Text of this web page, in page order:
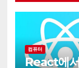
컴퓨터
React에